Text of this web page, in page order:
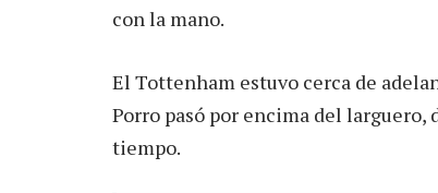
con la mano.
El Tottenham estuvo cerca de
Porro pasó por encima del larguero,
tiempo.